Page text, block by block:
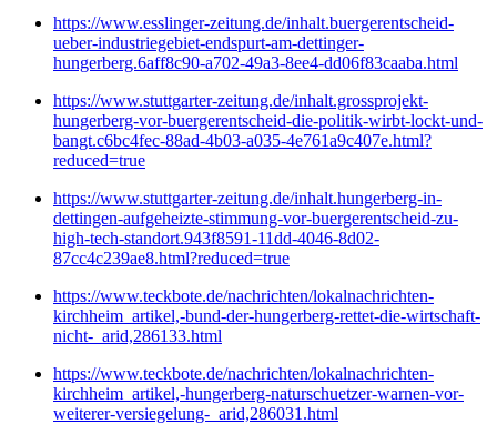
https://www.esslinger-zeitung.de/inhalt.buergerentscheid-
ueber-industriegebiet-endspurt-am-dettinger-
hungerberg.6aff8c90-a702-49a3-8ee4-dd06f83caaba.html
https://www.stuttgarter-zeitung.de/inhalt.grossprojekt-
hungerberg-vor-buergerentscheid-die-politik-wirbt-lockt-und-
bangt.c6bc4fec-88ad-4b03-a035-4e761a9c407e.html?
reduced=true
https://www.stuttgarter-zeitung.de/inhalt.hungerberg-in-
dettingen-aufgeheizte-stimmung-vor-buergerentscheid-zu-
high-tech-standort.943f8591-11dd-4046-8d02-
87cc4c239ae8.html?reduced=true
https://www.teckbote.de/nachrichten/lokalnachrichten-
kirchheim_artikel,-bund-der-hungerberg-rettet-die-wirtschaft-
nicht-_arid,286133.html
https://www.teckbote.de/nachrichten/lokalnachrichten-
kirchheim_artikel,-hungerberg-naturschuetzer-warnen-vor-
weiterer-versiegelung-_arid,286031.html